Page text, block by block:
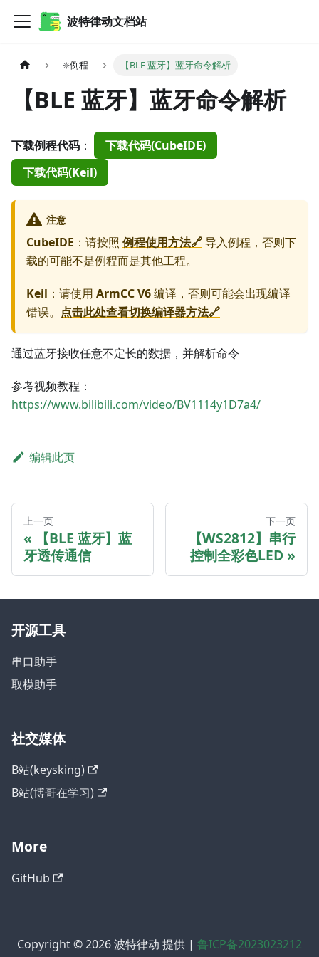
波特律动文档站
❇️例程 【BLE 蓝牙】蓝牙命令解析
【BLE 蓝牙】蓝牙命令解析
下载例程代码 ：
下载代码(CubeIDE)
下载代码(Keil)
注意
CubeIDE ：请按照 例程使用方法🔗导入例程，否则下
载的可能不是例程而是其他工程。
Keil ：请使用 ArmCC V6编译，否则可能会出现编译
错误。 点击此处查看切换编译器方法🔗
通过蓝牙接收任意不定长的数据，并解析命令
参考视频教程：
https://www.bilibili.com/video/BV1114y1D7a4/
编辑此页
上一页
【BLE 蓝牙】蓝
牙透传通信
下一页
【WS2812】串行
控制全彩色LED
开源工具
串口助手
取模助手
社交媒体
B站(keysking)
B站(博哥在学习)
More
GitHub
Copyright © 2026 波特律动 提供 | 鲁ICP备2023023212